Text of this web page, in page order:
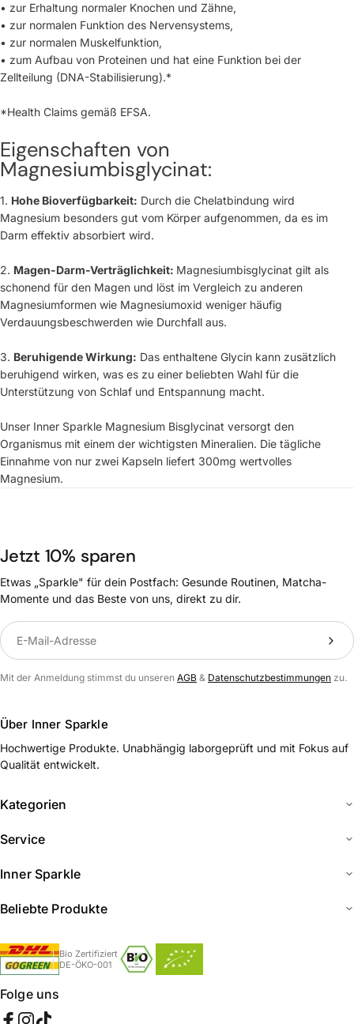
• zur Erhaltung normaler Knochen und Zähne,
• zur normalen Funktion des Nervensystems,
• zur normalen Muskelfunktion,
• zum Aufbau von Proteinen und hat eine Funktion bei der
Zellteilung (DNA-Stabilisierung).*
*Health Claims gemäß EFSA.
Eigenschaften von
Magnesiumbisglycinat:
1. Hohe Bioverfügbarkeit: Durch die Chelatbindung wird
Magnesium besonders gut vom Körper aufgenommen, da es im
Darm effektiv absorbiert wird.
2. Magen-Darm-Verträglichkeit: Magnesiumbisglycinat gilt als
schonend für den Magen und löst im Vergleich zu anderen
Magnesiumformen wie Magnesiumoxid weniger häufig
Verdauungsbeschwerden wie Durchfall aus.
3. Beruhigende Wirkung: Das enthaltene Glycin kann zusätzlich
beruhigend wirken, was es zu einer beliebten Wahl für die
Unterstützung von Schlaf und Entspannung macht.
Unser Inner Sparkle Magnesium Bisglycinat versorgt den
Organismus mit einem der wichtigsten Mineralien. Die tägliche
Einnahme von nur zwei Kapseln liefert 300mg wertvolles
Magnesium.
Jetzt 10% sparen
Etwas „Sparkle" für dein Postfach: Gesunde Routinen, Matcha-
Momente und das Beste von uns, direkt zu dir.
Translation missing: de.newsletter.label
Mit der Anmeldung stimmst du unseren AGB & Datenschutzbestimmungen zu.
Über Inner Sparkle
Hochwertige Produkte. Unabhängig laborgeprüft und mit Fokus auf
Qualität entwickelt.
Kategorien
Service
Inner Sparkle
Beliebte Produkte
Bio Zertifiziert
DE-ÖKO-001
Folge uns